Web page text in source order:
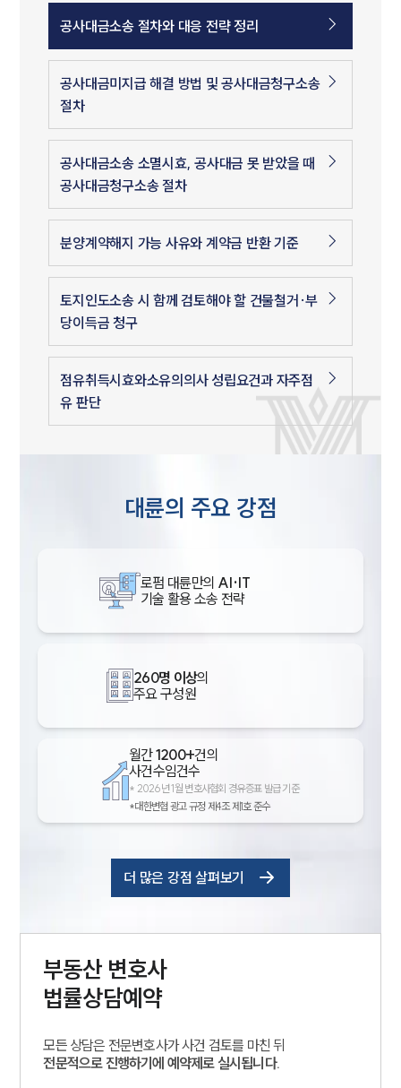
공사대금소송 절차와 대응 전략 정리
공사대금미지급 해결 방법 및 공사대금청구소송
절차
공사대금소송 소멸시효, 공사대금 못 받았을 때
공사대금청구소송 절차
분양계약해지 가능 사유와 계약금 반환 기준
토지인도소송 시 함께 검토해야 할 건물철거·부
당이득금 청구
점유취득시효와소유의의사 성립요건과 자주점
유 판단
대륜의 주요 강점
로펌 대륜만의 AI·IT
기술 활용 소송 전략
260명 이상의
주요 구성원
월간1200+건의
사건수임건수
* 2026년 1월 변호사협회 경유증표 발급 기준
*대한변협 광고 규정 제4조 제1호 준수
더 많은 강점 살펴보기
부동산 변호사
법률상담예약
모든 상담은 전문변호사가 사건 검토를 마친 뒤
전문적으로 진행하기에 예약제로 실시됩니다.